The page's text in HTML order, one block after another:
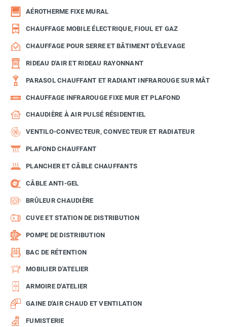
AÉROTHERME FIXE MURAL
CHAUFFAGE MOBILE ÉLECTRIQUE, FIOUL ET GAZ
CHAUFFAGE POUR SERRE ET BÂTIMENT D'ÉLEVAGE
RIDEAU D'AIR ET RIDEAU RAYONNANT
PARASOL CHAUFFANT ET RADIANT INFRAROUGE SUR MÂT
CHAUFFAGE INFRAROUGE FIXE MUR ET PLAFOND
CHAUDIÈRE À AIR PULSÉ RÉSIDENTIEL
VENTILO-CONVECTEUR, CONVECTEUR ET RADIATEUR
PLAFOND CHAUFFANT
PLANCHER ET CÂBLE CHAUFFANTS
CÂBLE ANTI-GEL
BRÛLEUR CHAUDIÈRE
CUVE ET STATION DE DISTRIBUTION
POMPE DE DISTRIBUTION
BAC DE RÉTENTION
MOBILIER D'ATELIER
ARMOIRE D'ATELIER
GAINE D'AIR CHAUD ET VENTILATION
FUMISTERIE